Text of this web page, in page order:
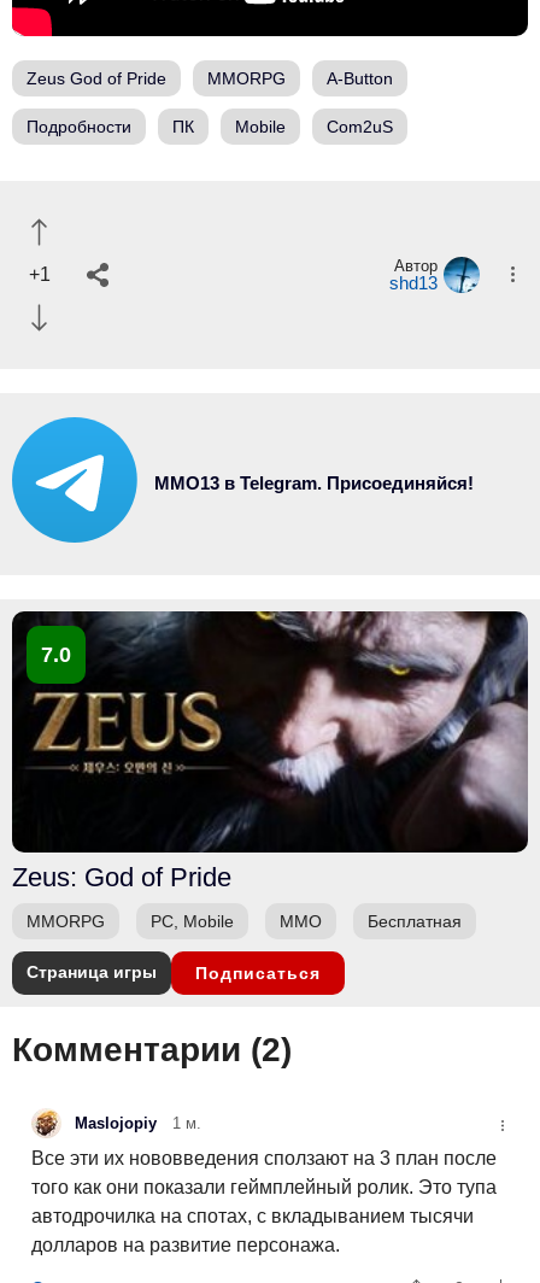
Zeus God of Pride MMORPG A-Button
Подробности ПК Mobile Com2uS
+1 Автор
shd13
MMO13 в Telegram. Присоединяйся!
7.0
Zeus: God of Pride
MMORPG PC, Mobile ММО Бесплатная
Страница игры Подписаться
Комментарии (2)
Maslojopiy 1 м.
Все эти их нововведения сползают на 3 план после
того как они показали геймплейный ролик. Это тупа
автодрочилка на спотах, с вкладыванием тысячи
долларов на развитие персонажа.